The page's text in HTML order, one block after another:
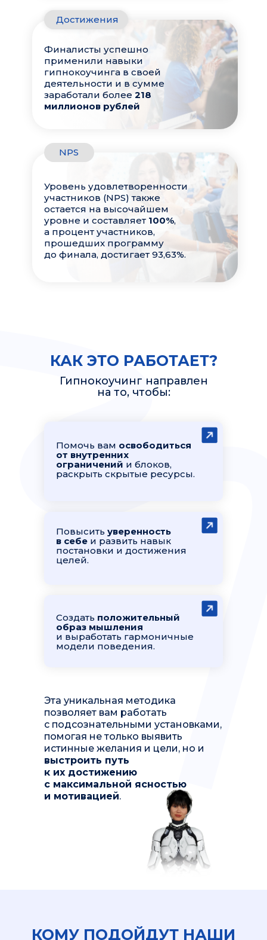
Уровень удовлетворенности
участников (NPS) также
остается на высочайшем
уровне и составляет 100%,
а процент участников,
прошедших программу
до финала, достигает 93,63%.
NPS
Финалисты успешно
применили навыки
гипнокоучинга в своей
деятельности и в сумме
заработали более 218
миллионов рублей
Достижения
КАК ЭТО РАБОТАЕТ?
Создать положительный
образ мышления
и выработать гармоничные
модели поведения.
Помочь вам освободиться
от внутренних
ограничений и блоков,
раскрыть скрытые ресурсы.
Повысить уверенность
в себе и развить навык
постановки и достижения
целей.
Гипнокоучинг направлен
на то, чтобы:
Эта уникальная методика
позволяет вам работать
с подсознательными установками,
помогая не только выявить
истинные желания и цели, но и
выстроить путь
к их достижению
с максимальной ясностью
и мотивацией.
КОМУ ПОДОЙДУТ НАШИ